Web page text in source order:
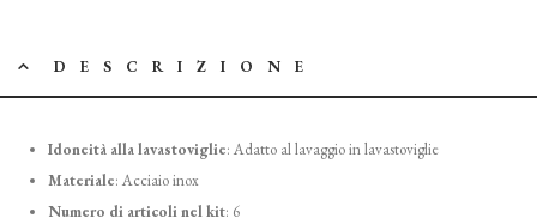
DESCRIZIONE
Idoneità alla lavastoviglie: Adatto al lavaggio in lavastoviglie
Materiale: Acciaio inox
Numero di articoli nel kit: 6